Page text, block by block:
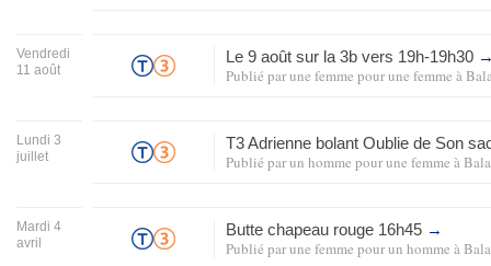
Vendredi
11 août
Le 9 août sur la 3b vers 19h-19h30
Publié parune femme pour une femme à
Lundi 3
juillet
T3 Adrienne bolant Oublie de Son
Publié parun homme pour une femme à
Mardi 4
avril
Butte chapeau rouge 16h45 →
Publié parune femme pour un homme à